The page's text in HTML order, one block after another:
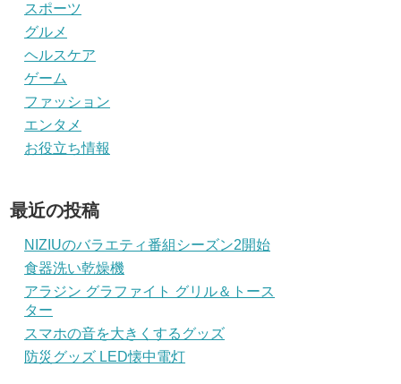
スポーツ
グルメ
ヘルスケア
ゲーム
ファッション
エンタメ
お役立ち情報
最近の投稿
NIZIUのバラエティ番組シーズン2開始
食器洗い乾燥機
アラジン グラファイト グリル＆トース
ター
スマホの音を大きくするグッズ
防災グッズ LED懐中電灯